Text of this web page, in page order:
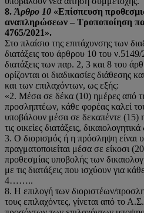
8. Άρθρο 10 «Επίσπευση
αναπληρώσεων – Τροποποίηση
4765/2021».
Στο πλαίσιο της επιτάχυνσης των
διατάξεις του άρθρου 10 του ν.5149/
διατάξεις των παρ. 2, 3 και 8 του
ορίζονται οι διαδικασίες διάθεσης
και των επιλαχόντων, ως εξής:
«2. Μέσα σε δέκα (10) ημέρες από
προσληπτέων, κάθε φορέας καλεί
υποβάλουν μέσα σε δεκαπέντε (15)
τις οικείες διατάξεις,
3. Ο διορισμός ή η πρόσληψη είναι
πραγματοποιείται μέσα σε είκοσι
προθεσμίας υποβολής των
με τις διατάξεις που ισχύουν για
4……..
8. Η επιλογή των διοριστέων/
τους επιλαχόντες, γίνεται από το